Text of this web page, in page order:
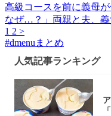
高級コースを前に義母
なぜ…？」両親と夫、
1 2 >
#dmenuまとめ
人気記事ランキング